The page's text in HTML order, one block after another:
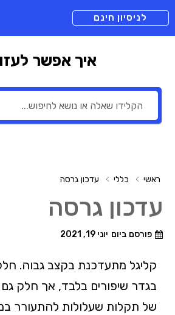
לניסיון חינם
איך אפשר
ראשי כללי עדכון גרסה
עדכון גרסה
פורסם ביום יוני 19, 2021
קליגל מתעדכנת בקצב גבוה.
בגדר שיפורים בלבד, אך חלק גם
של תקלות שעלולות להתעורר